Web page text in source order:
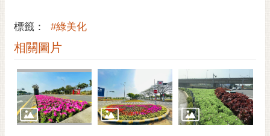
策
網
站
資
料
開
放
宣
標籤： #綠美化
相關圖片